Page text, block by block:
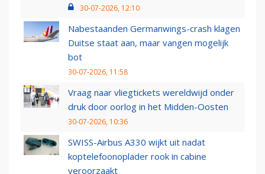
30-07-2026, 12:10
Nabestaanden Germanwings-crash klagen
Duitse staat aan, maar vangen mogelijk
bot
30-07-2026, 11:58
Vraag naar vliegtickets wereldwijd onder
druk door oorlog in het Midden-Oosten
30-07-2026, 10:36
SWISS-Airbus A330 wijkt uit nadat
koptelefoonoplader rook in cabine
veroorzaakt